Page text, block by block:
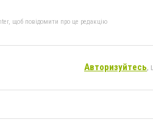
щоб повідомити про це редакцію
Авторизуйтесь,